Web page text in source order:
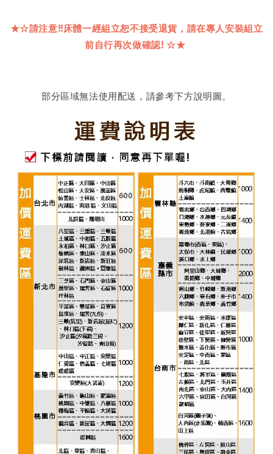
★☆請注意!!床體一經組立恕不接受退貨，請在專人安裝組立
前自行再次做確認!☆★
部分區域無法使用配送，請參考下方說明圖。